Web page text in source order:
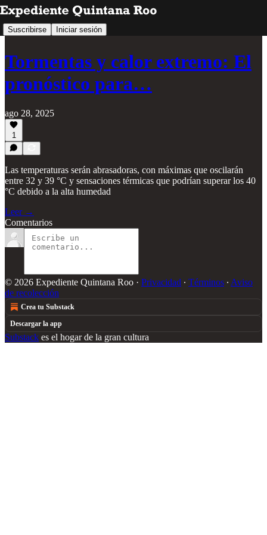
Suscribirse Iniciar sesión
Tormentas y calor extremo: El
pronóstico para…
ago 28, 2025
1
Las temperaturas serán abrasadoras, con máximas que oscilarán
entre 32 y 39 °C y sensaciones térmicas que podrían superar los 40
°C debido a la alta humedad
Leer →
Comentarios
© 2026 Expediente Quintana Roo · Privacidad ∙ Términos ∙ Aviso
de recolección
Crea tu Substack
Descargar la app
Substack es el hogar de la gran cultura